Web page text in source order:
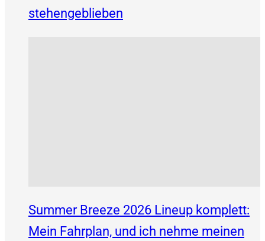
stehengeblieben
Summer Breeze 2026 Lineup komplett:
Mein Fahrplan, und ich nehme meinen